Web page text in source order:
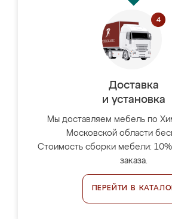
Доставка
и установка
Мы доставляем мебель по
Московской области
Стоимость сборки мебели:
заказа.
ПЕРЕЙТИ В